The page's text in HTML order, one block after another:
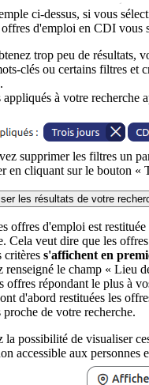
ci-dessus, si vous
offres d'emploi en CDI vous
trop peu de résultats,
clés ou certains filtres et
à votre recherche
supprimer les filtres un
en cliquant sur le bouton «
les résultats de votre
offres d'emploi est
Cela veut dire que les
critères s'affichent en
renseigné le champ « Lieu
offres répondant le plus à
d'abord restituées les
proche de votre recherche.
la possibilité de visualiser
accessible aux personnes